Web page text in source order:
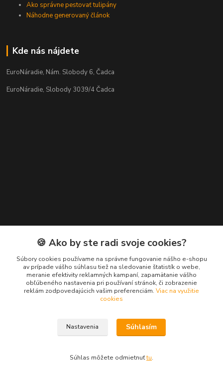
Ako správne pestovať tulipány
Náhodne generovaný článok
Kde nás nájdete
EuroNáradie, Nám. Slobody 6, Čadca
EuroNáradie, Slobody 3039/4 Čadca
Kontakty
Zákaznícka podpora EuroNáradie
+421 911 629 846
(Po-Pia, 8-16 hod.)
info@euronaradie.sk
🍪 Ako by ste radi svoje cookies?
Súbory cookies používame na správne fungovanie nášho e-shopu
av prípade vášho súhlasu tiež na sledovanie štatistík o webe,
meranie efektivity reklamných kampaní, zapamätanie vášho
obľúbeného nastavenia pri používaní stránok, či zobrazenie
reklám zodpovedajúcich vašim preferenciám. Viac na využitie
cookies
Nastavenia Súhlasím
Súhlas môžete odmietnuťtu.